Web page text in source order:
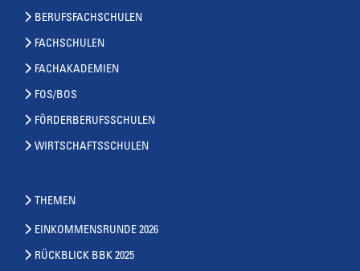
BERUFSFACHSCHULEN
FACHSCHULEN
FACHAKADEMIEN
FOS/BOS
FÖRDERBERUFSSCHULEN
WIRTSCHAFTSSCHULEN
THEMEN
EINKOMMENSRUNDE 2026
RÜCKBLICK BBK 2025